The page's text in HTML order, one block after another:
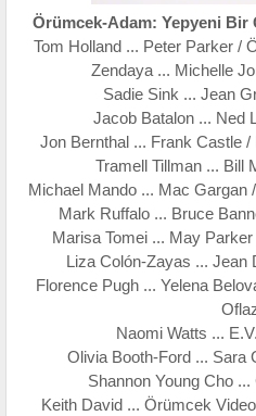
Örümcek-Adam: Yepyeni Bir
Tom Holland ... Peter Parker /
Zendaya ... Michelle
Sadie Sink ... Jean
Jacob Batalon ... Ned
Jon Bernthal ... Frank Castle /
Tramell Tillman ... Bill
Michael Mando ... Mac Gargan
Mark Ruffalo ... Bruce
Marisa Tomei ... May Parker
Liza Colón-Zayas ... Jean
Florence Pugh ... Yelena
Naomi Watts ...
Olivia Booth-Ford ... Sara
Shannon Young Cho
Keith David ... Örümcek